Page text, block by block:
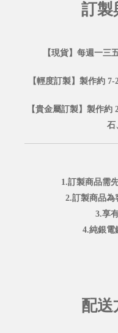
訂製
【現貨】每週一三
【輕度訂製】製作約
【貴金屬訂製】製作
石
1.訂製商品需
2.訂製商品為
3.享
4.純銀電
配送